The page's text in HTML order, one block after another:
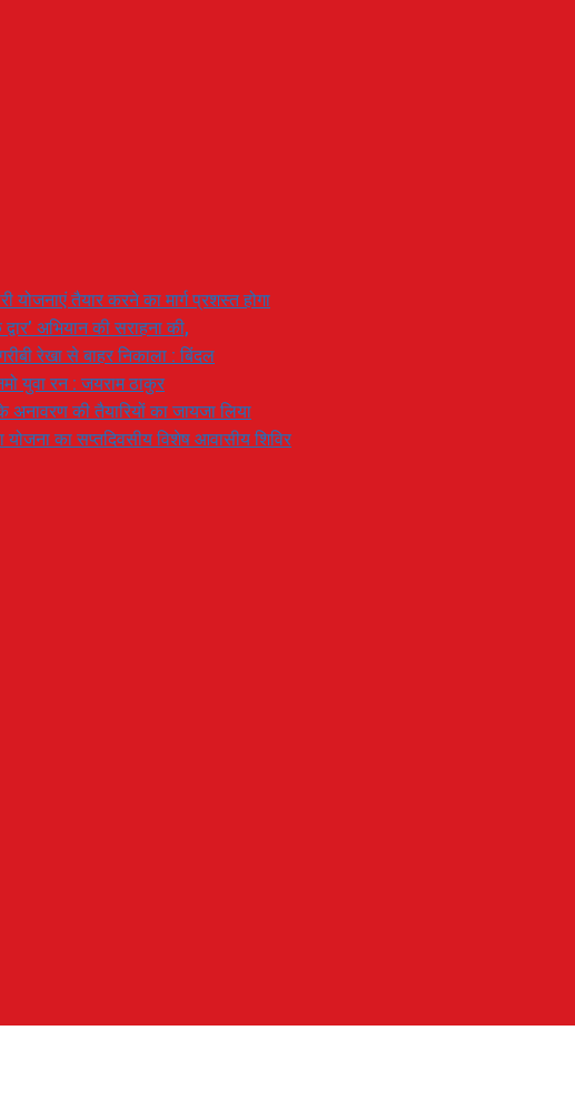
योजनाएं तैयार करने का मार्ग प्रशस्त होगा
अभियान की सराहना की,
रेखा से बाहर निकाला : बिंदल
युवा रन : जयराम ठाकुर
अनावरण की तैयारियों का जायजा लिया
योजना का सप्तदिवसीय विशेष आवासीय शिविर